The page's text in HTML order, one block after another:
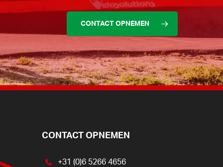
CONTACT OPNEMEN
CONTACT OPNEMEN
+31 (0)6 5266 4656